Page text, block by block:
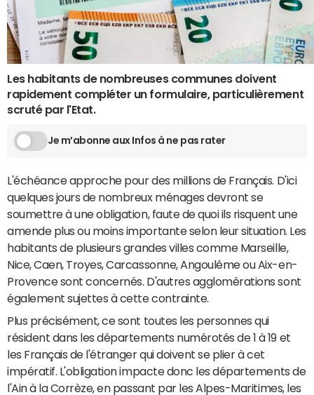
Les habitants de nombreuses communes doivent
rapidement compléter un formulaire, particulièrement
scruté par l'Etat.
Je m’abonne aux Infos à ne pas rater
L'échéance approche pour des millions de Français. D'ici
quelques jours de nombreux ménages devront se
soumettre à une obligation, faute de quoi ils risquent une
amende plus ou moins importante selon leur situation. Les
habitants de plusieurs grandes villes comme Marseille,
Nice, Caen, Troyes, Carcassonne, Angoulême ou Aix-en-
Provence sont concernés. D'autres agglomérations sont
également sujettes à cette contrainte.
Plus précisément, ce sont toutes les personnes qui
résident dans les départements numérotés de 1 à 19 et
les Français de l'étranger qui doivent se plier à cet
impératif. L'obligation impacte donc les départements de
l'Ain à la Corrèze, en passant par les Alpes-Maritimes, les